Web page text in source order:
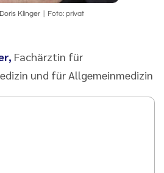
Klinger Foto: privat
Fachärztin für
und für Allgemeinmedizin